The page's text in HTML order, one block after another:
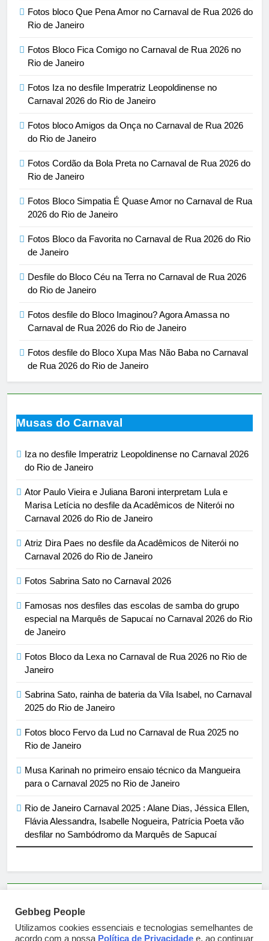
Fotos bloco Que Pena Amor no Carnaval de Rua 2026 do
Rio de Janeiro
Fotos Bloco Fica Comigo no Carnaval de Rua 2026 no
Rio de Janeiro
Fotos Iza no desfile Imperatriz Leopoldinense no
Carnaval 2026 do Rio de Janeiro
Fotos bloco Amigos da Onça no Carnaval de Rua 2026
do Rio de Janeiro
Fotos Cordão da Bola Preta no Carnaval de Rua 2026 do
Rio de Janeiro
Fotos Bloco Simpatia É Quase Amor no Carnaval de Rua
2026 do Rio de Janeiro
Fotos Bloco da Favorita no Carnaval de Rua 2026 do Rio
de Janeiro
Desfile do Bloco Céu na Terra no Carnaval de Rua 2026
do Rio de Janeiro
Fotos desfile do Bloco Imaginou? Agora Amassa no
Carnaval de Rua 2026 do Rio de Janeiro
Fotos desfile do Bloco Xupa Mas Não Baba no Carnaval
de Rua 2026 do Rio de Janeiro
Musas do Carnaval
Iza no desfile Imperatriz Leopoldinense no Carnaval 2026
do Rio de Janeiro
Ator Paulo Vieira e Juliana Baroni interpretam Lula e
Marisa Letícia no desfile da Acadêmicos de Niterói no
Carnaval 2026 do Rio de Janeiro
Atriz Dira Paes no desfile da Acadêmicos de Niterói no
Carnaval 2026 do Rio de Janeiro
Fotos Sabrina Sato no Carnaval 2026
Famosas nos desfiles das escolas de samba do grupo
especial na Marquês de Sapucaí no Carnaval 2026 do Rio
de Janeiro
Fotos Bloco da Lexa no Carnaval de Rua 2026 no Rio de
Janeiro
Sabrina Sato, rainha de bateria da Vila Isabel, no Carnaval
2025 do Rio de Janeiro
Fotos bloco Fervo da Lud no Carnaval de Rua 2025 no
Rio de Janeiro
Musa Karinah no primeiro ensaio técnico da Mangueira
para o Carnaval 2025 no Rio de Janeiro
Rio de Janeiro Carnaval 2025 : Alane Dias, Jéssica Ellen,
Flávia Alessandra, Isabelle Nogueira, Patrícia Poeta vão
desfilar no Sambódromo da Marquês de Sapucaí
sortimentos@yahoo.com.br
Gebbeg People
Utilizamos cookies essenciais e tecnologias semelhantes de
acordo com a nossa Política de Privacidade e, ao continuar